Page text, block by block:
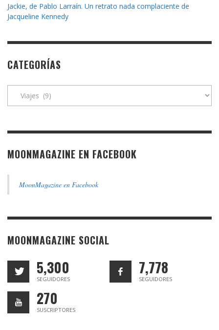
Jackie, de Pablo Larraín. Un retrato nada complaciente de
Jacqueline Kennedy
CATEGORÍAS
MOONMAGAZINE EN FACEBOOK
MoonMagazine en Facebook
MOONMAGAZINE SOCIAL
5,300
SEGUIDORES
7,778
SEGUIDORES
270
SUSCRIPTORES